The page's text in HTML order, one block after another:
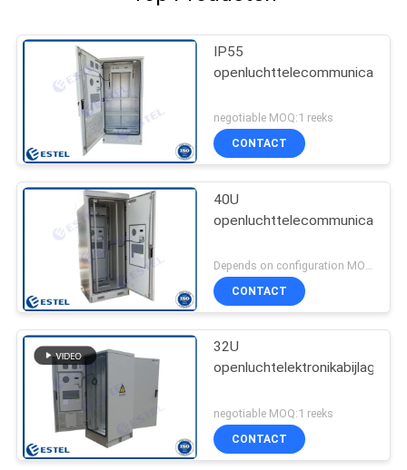
IP55
negotiable MOQ:1 reeks
CONTACT
40U
Depends on configuration MOQ:1 reeks
CONTACT
32U
openluchtelektronikabijlage
negotiable MOQ:1 reeks
CONTACT